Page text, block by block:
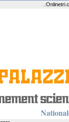
.: